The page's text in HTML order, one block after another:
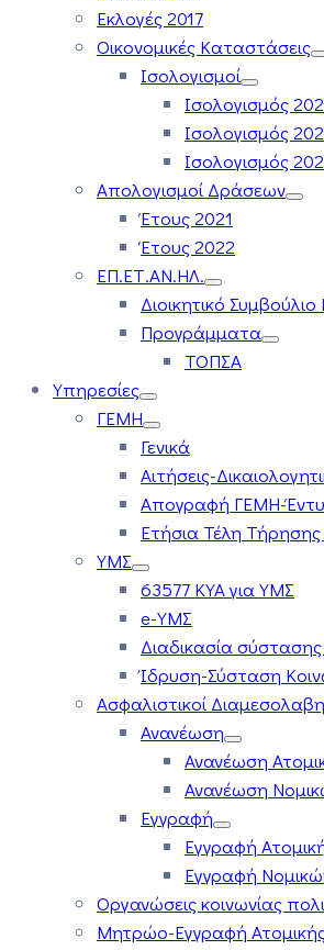
Εκλογές 2017
Οικονομικές Καταστάσεις
Ισολογισμοί
Ισολογισμός
Ισολογισμός
Ισολογισμός
Απολογισμοί Δράσεων
Έτους 2021
Έτους 2022
ΕΠ.ΕΤ.ΑΝ.ΗΛ.
Διοικητικό
Προγράμματα
ΤΟΠΣΑ
Υπηρεσίες
ΓΕΜΗ
Γενικά
Αιτήσεις-
Απογραφή ΓΕΜΗ-
Ετήσια Τέλη
ΥΜΣ
63577 ΚΥΑ για ΥΜΣ
e-ΥΜΣ
Διαδικασία σύστασης
Ίδρυση-Σύσταση
Ασφαλιστικοί
Ανανέωση
Ανανέωση
Ανανέωση
Εγγραφή
Εγγραφή
Εγγραφή
Οργανώσεις κοινωνίας
Μητρώο-Εγγραφή